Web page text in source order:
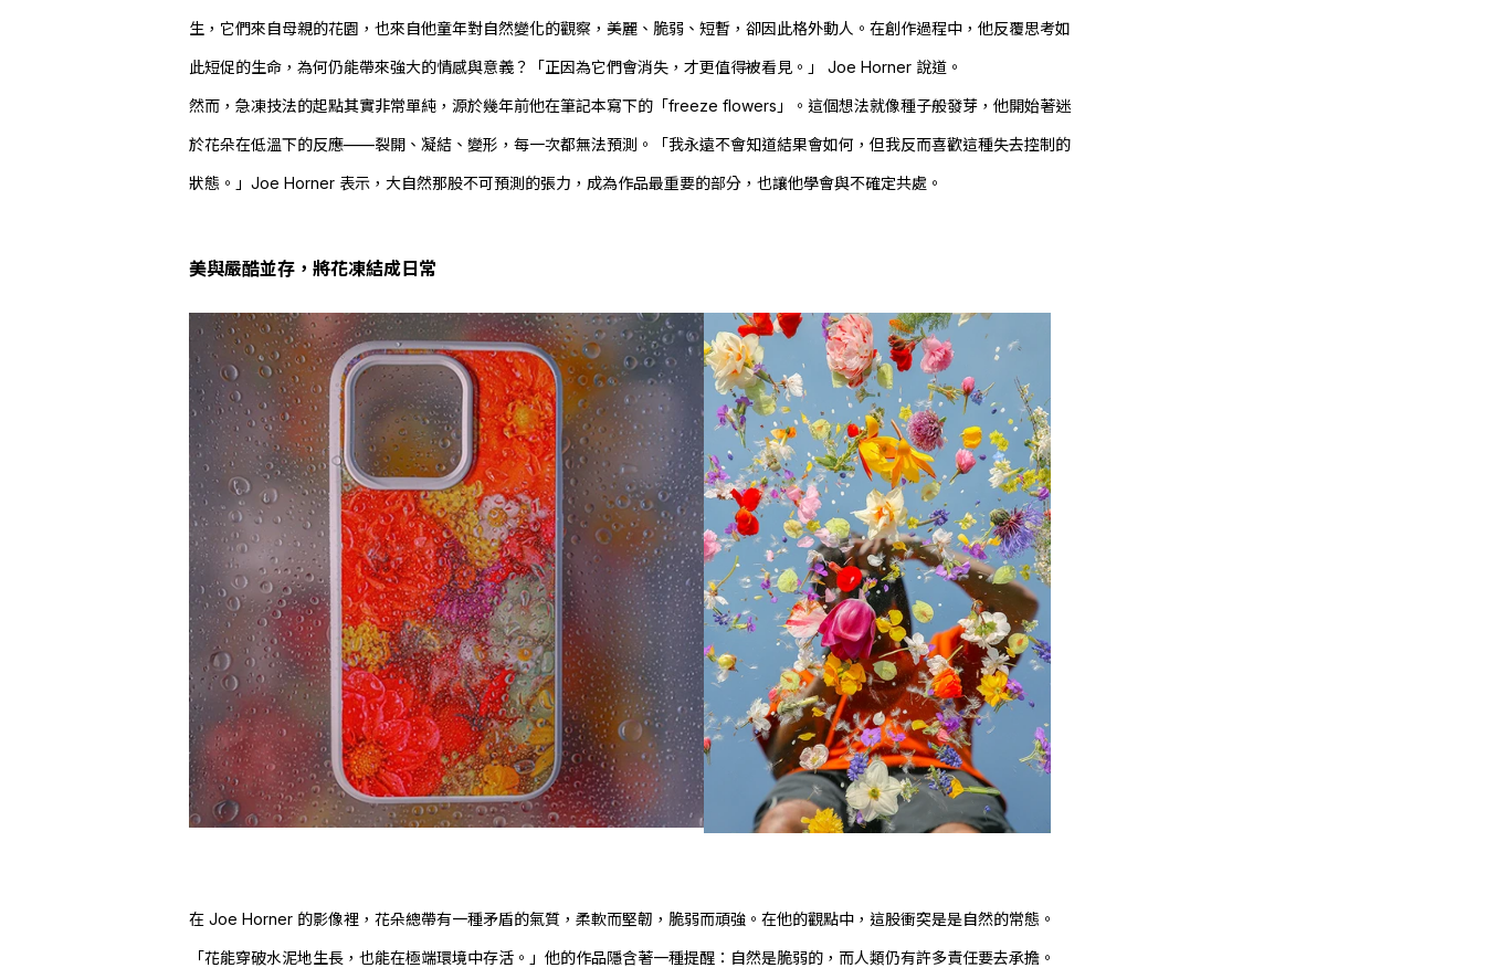
生，它們來自母親的花園，也來自他童年對自然變化的觀察，美麗、脆弱、短暫，卻因此格外動人。在創作過程中，他反覆思考如
此短促的生命，為何仍能帶來強大的情感與意義？「正因為它們會消失，才更值得被看見。」Joe Horner 說道。
然而，急凍技法的起點其實非常單純，源於幾年前他在筆記本寫下的「freeze flowers」。這個想法就像種子般發芽，他開始著迷
於花朵在低溫下的反應——裂開、凝結、變形，每一次都無法預測。「我永遠不會知道結果會如何，但我反而喜歡這種失去控制的
狀態。」Joe Horner 表示，大自然那股不可預測的張力，成為作品最重要的部分，也讓他學會與不確定共處。
美與嚴酷並存，將花凍結成日常
在Joe Horner 的影像裡，花朵總帶有一種矛盾的氣質，柔軟而堅韌，脆弱而頑強。在他的觀點中，這股衝突是是自然的常態。
「花能穿破水泥地生長，也能在極端環境中存活。」他的作品隱含著一種提醒：自然是脆弱的，而人類仍有許多責任要去承擔。